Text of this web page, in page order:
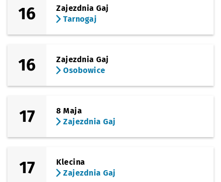
16
Zajezdnia Gaj
Tarnogaj
16
Zajezdnia Gaj
Osobowice
17
8 Maja
Zajezdnia Gaj
17
Klecina
Zajezdnia Gaj